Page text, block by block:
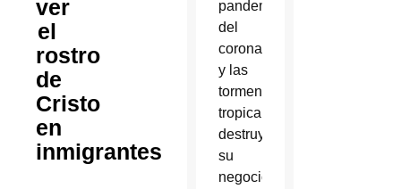
ver
el
rostro
de
Cristo
en
inmigrantes
pandemia
del
coronavirus
y las
tormentas
tropicales
destruyeran
su
negocio